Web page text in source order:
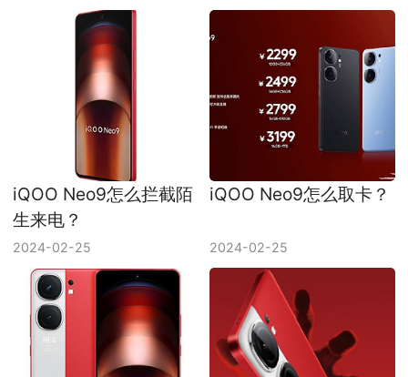
iQOO Neo9怎么拦截陌
生来电？
2024-02-25
iQOO Neo9怎么取卡？
2024-02-25